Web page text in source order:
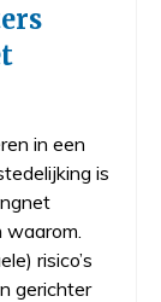
in een
is
risico’s
gerichter